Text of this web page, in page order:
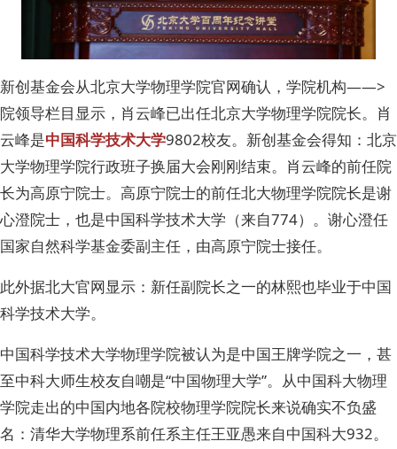
新创基金会从北京大学物理学院官网确认，学院机构——>
院领导栏目显示，肖云峰已出任北京大学物理学院院长。肖
云峰是中国科学技术大学9802校友。新创基金会得知：北京
大学物理学院行政班子换届大会刚刚结束。肖云峰的前任院
长为高原宁院士。高原宁院士的前任北大物理学院院长是谢
心澄院士，也是中国科学技术大学（来自774）。谢心澄任
国家自然科学基金委副主任，由高原宁院士接任。
此外据北大官网显示：新任副院长之一的林熙也毕业于中国
科学技术大学。
中国科学技术大学物理学院被认为是中国王牌学院之一，甚
至中科大师生校友自嘲是“中国物理大学”。从中国科大物理
学院走出的中国内地各院校物理学院院长来说确实不负盛
名：清华大学物理系前任系主任王亚愚来自中国科大932。